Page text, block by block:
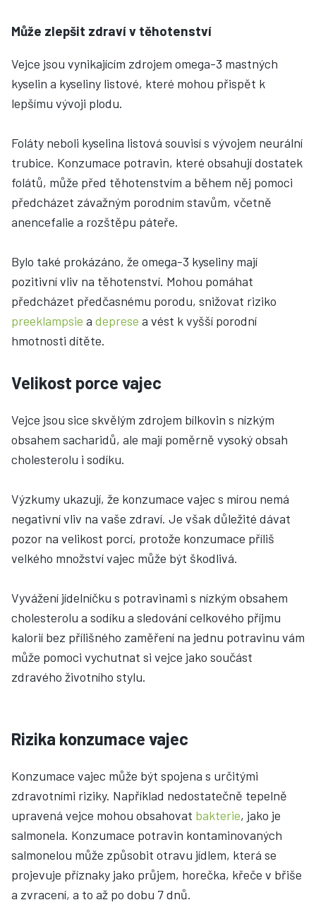
Může zlepšit zdraví v těhotenství
Vejce jsou vynikajícím zdrojem omega-3 mastných
kyselin a kyseliny listové, které mohou přispět k
lepšímu vývoji plodu.
Foláty neboli kyselina listová souvisí s vývojem neurální
trubice. Konzumace potravin, které obsahují dostatek
folátů, může před těhotenstvím a během něj pomoci
předcházet závažným porodním stavům, včetně
anencefalie a rozštěpu páteře.
Bylo také prokázáno, že omega-3 kyseliny mají
pozitivní vliv na těhotenství. Mohou pomáhat
předcházet předčasnému porodu, snižovat riziko
preeklampsie a deprese a vést k vyšší porodní
hmotnosti dítěte.
Velikost porce vajec
Vejce jsou sice skvělým zdrojem bílkovin s nízkým
obsahem sacharidů, ale mají poměrně vysoký obsah
cholesterolu i sodíku.
Výzkumy ukazují, že konzumace vajec s mírou nemá
negativní vliv na vaše zdraví. Je však důležité dávat
pozor na velikost porcí, protože konzumace příliš
velkého množství vajec může být škodlivá.
Vyvážení jídelníčku s potravinami s nízkým obsahem
cholesterolu a sodíku a sledování celkového příjmu
kalorií bez přílišného zaměření na jednu potravinu vám
může pomoci vychutnat si vejce jako součást
zdravého životního stylu.
Rizika konzumace vajec
Konzumace vajec může být spojena s určitými
zdravotními riziky. Například nedostatečně tepelně
upravená vejce mohou obsahovat bakterie, jako je
salmonela. Konzumace potravin kontaminovaných
salmonelou může způsobit otravu jídlem, která se
projevuje příznaky jako průjem, horečka, křeče v břiše
a zvracení, a to až po dobu 7 dnů.